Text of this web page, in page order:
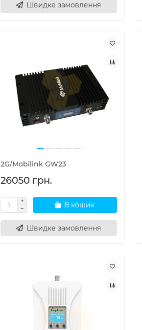
Швидке замовлення
2G/Mobilink GW23
26050 грн.
В кошик
Швидке замовлення